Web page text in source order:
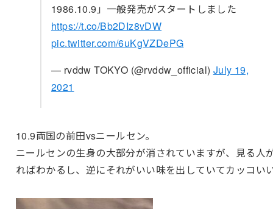
1986.10.9」一般発売がスタートしました
https://t.co/Bb2DIz8vDW
pic.twitter.com/6uKgVZDePG
— rvddw TOKYO (@rvddw_official) July 19,
2021
10.9両国の前田vsニールセン。
ニールセンの生身の大部分が消されていますが、見る人
ればわかるし、逆にそれがいい味を出していてカッコい